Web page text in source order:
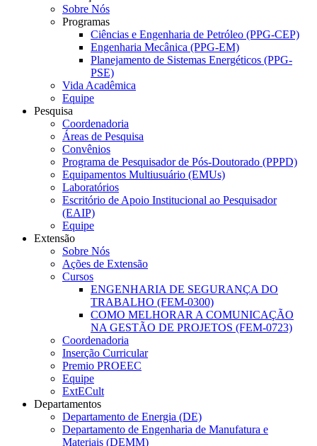
Sobre Nós
Programas
Ciências e Engenharia de Petróleo (PPG-CEP)
Engenharia Mecânica (PPG-EM)
Planejamento de Sistemas Energéticos (PPG-
PSE)
Vida Acadêmica
Equipe
Pesquisa
Coordenadoria
Áreas de Pesquisa
Convênios
Programa de Pesquisador de Pós-Doutorado (PPPD)
Equipamentos Multiusuário (EMUs)
Laboratórios
Escritório de Apoio Institucional ao Pesquisador
(EAIP)
Equipe
Extensão
Sobre Nós
Ações de Extensão
Cursos
ENGENHARIA DE SEGURANÇA DO
TRABALHO (FEM-0300)
COMO MELHORAR A COMUNICAÇÃO
NA GESTÃO DE PROJETOS (FEM-0723)
Coordenadoria
Inserção Curricular
Premio PROEEC
Equipe
ExtECult
Departamentos
Departamento de Energia (DE)
Departamento de Engenharia de Manufatura e
Materiais (DEMM)